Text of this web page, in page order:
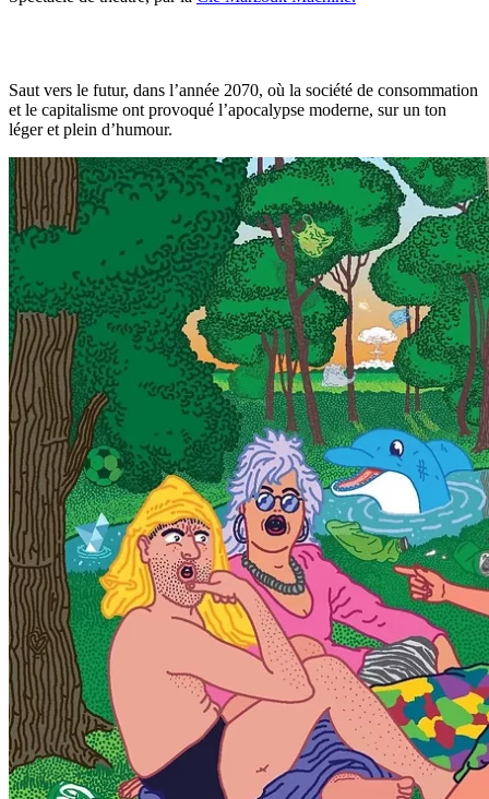
Saut vers le futur, dans l’année 2070, où la société de consommation
et le capitalisme ont provoqué l’apocalypse moderne, sur un ton
léger et plein d’humour.